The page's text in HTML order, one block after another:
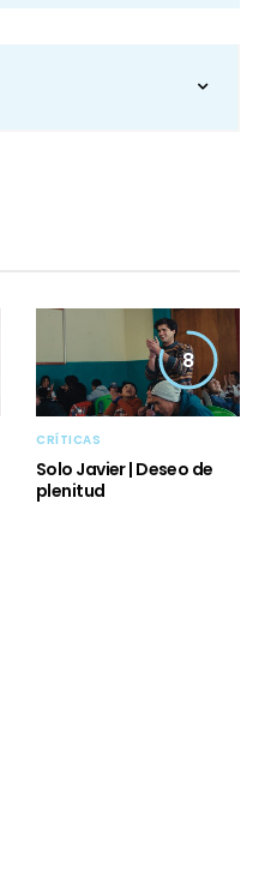
8
CRÍTICAS
Solo Javier | Deseo de
plenitud